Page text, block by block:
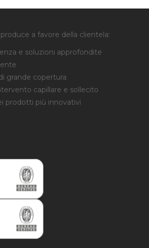
produce a favore della clientela:
e soluzioni approfondite
grande copertura
capillare e sollecito
prodotti più innovativi